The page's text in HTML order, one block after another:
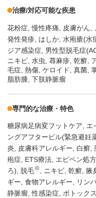
治療/対応可能な疾患
花粉症 慢性疼痛 皮膚がん
発性発疹 はしか 水疱瘡(水
ジア感染症
男性型脱毛症
ニキビ, 水虫, 蕁麻疹, 乾癬,
毛症, 熱傷, ケロイド, 真菌,
脂肪腫, 下肢静脈瘤
専門的な治療・特色
糖尿病足病変フットケア エ
ングアフターピル(緊急避妊
炎
皮膚科アレルギー 白癬
疱症
ETS療法 エピペン処方
ろ)
脱毛※ ニキビ 乾癬 腋
ギー 食物アレルギー リン
静脈瘤 性感染症 ボトック